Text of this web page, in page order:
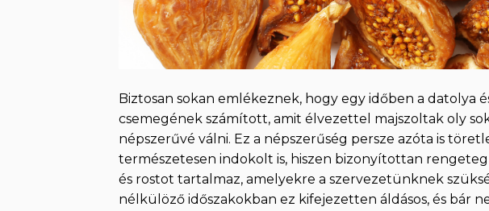
Biztosan sokan emlékeznek, hogy egy időben a datolya
csemegének számított, amit élvezettel majszoltak oly
népszerűvé válni. Ez a népszerűség persze azóta is
természetesen indokolt is, hiszen bizonyítottan
és rostot tartalmaz, amelyekre a szervezetünknek
nélkülöző időszakokban ez kifejezetten áldásos, és bár